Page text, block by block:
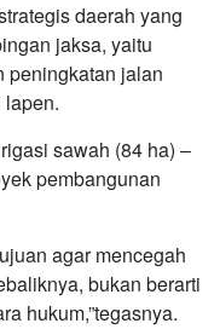
daerah yang
jaksa, yaitu
peningkatan jalan
sawah (84 ha) –
pembangunan
agar mencegah
bukan berarti
hukum,”tegasnya.